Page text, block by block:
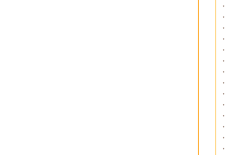
・
・
・
・
・
・
・
・
・
・
・
・
・
・